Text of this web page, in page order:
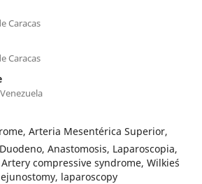
Caracas
Caracas
Arteria Mesentérica Superior,
Anastomosis, Laparoscopia,
compressive syndrome, Wilkie´s
laparoscopy